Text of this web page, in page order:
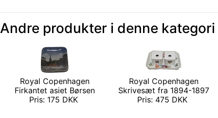
Andre produkter i denne kategori
Royal Copenhagen
Firkantet asiet Børsen
Pris: 175 DKK
Royal Copenhagen
Skrivesæt fra 1894-1897
Pris: 475 DKK